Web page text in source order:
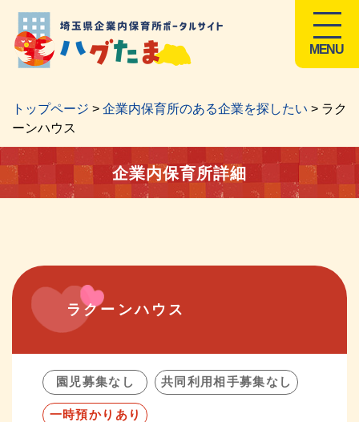
MENU
トップページ > 企業内保育所のある企業を探したい > ラク
ーンハウス
企業内保育所詳細
ラクーンハウス
園児募集なし 共同利用相手募集なし
一時預かりあり